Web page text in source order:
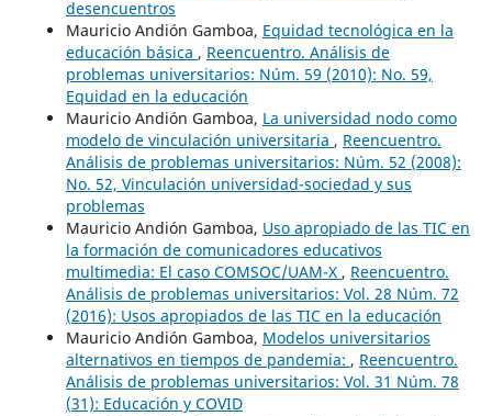
desencuentros
Mauricio Andión Gamboa, Equidad tecnológica en la
educación básica , Reencuentro. Análisis de
problemas universitarios: Núm. 59 (2010): No. 59,
Equidad en la educación
Mauricio Andión Gamboa, La universidad nodo como
modelo de vinculación universitaria , Reencuentro.
Análisis de problemas universitarios: Núm. 52 (2008):
No. 52, Vinculación universidad-sociedad y sus
problemas
Mauricio Andión Gamboa, Uso apropiado de las TIC en
la formación de comunicadores educativos
multimedia: El caso COMSOC/UAM-X , Reencuentro.
Análisis de problemas universitarios: Vol. 28 Núm. 72
(2016): Usos apropiados de las TIC en la educación
Mauricio Andión Gamboa, Modelos universitarios
alternativos en tiempos de pandemia: , Reencuentro.
Análisis de problemas universitarios: Vol. 31 Núm. 78
(31): Educación y COVID